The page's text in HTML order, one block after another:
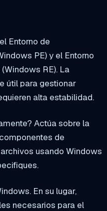
Entorno de
PE) y el Entorno
RE). La
útil para gestionar
alta estabilidad.
Actúa sobre la
de
usando Windows
En su lugar,
necesarios para el